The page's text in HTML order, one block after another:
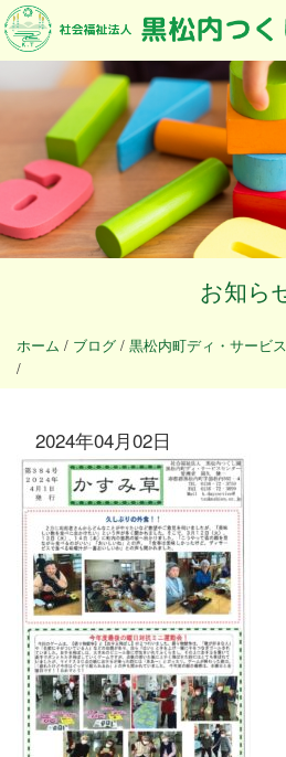
お知ら
ホーム / ブログ / 黒松内町ディ・サービ
/
2024年04月02日